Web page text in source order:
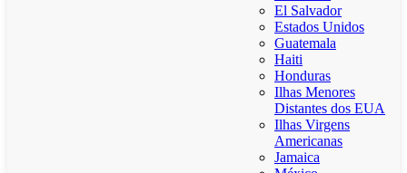
El Salvador
Estados Unidos
Guatemala
Haiti
Honduras
Ilhas Menores
Distantes dos EUA
Ilhas Virgens
Americanas
Jamaica